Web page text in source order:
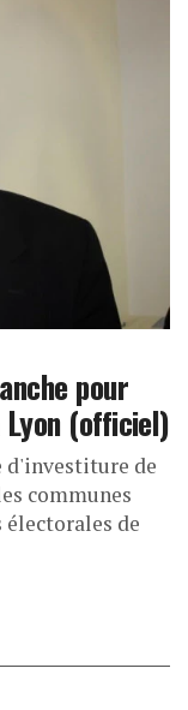
pour
(officiel)
d'investiture de
communes
électorales de